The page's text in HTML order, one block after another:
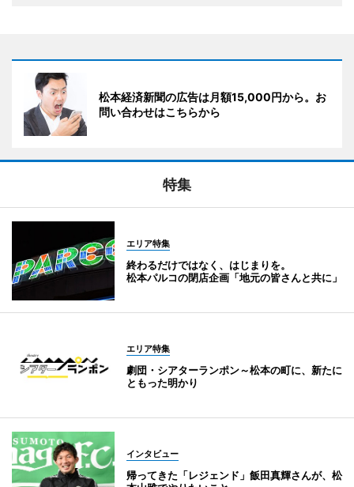
松本経済新聞の広告は月額15,000円から。お
問い合わせはこちらから
特集
エリア特集
終わるだけではなく、はじまりを。
松本パルコの閉店企画「地元の皆さんと共に」
エリア特集
劇団・シアターランポン～松本の町に、新たに
ともった明かり
インタビュー
帰ってきた「レジェンド」飯田真輝さんが、松